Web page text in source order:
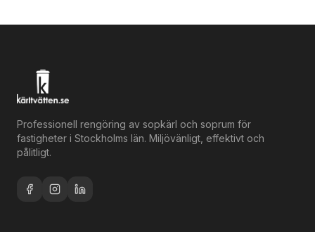
Professionell rengöring av sopkärl och soprum för
fastigheter i Stockholms län. Miljövänligt, effektivt och
pålitligt.